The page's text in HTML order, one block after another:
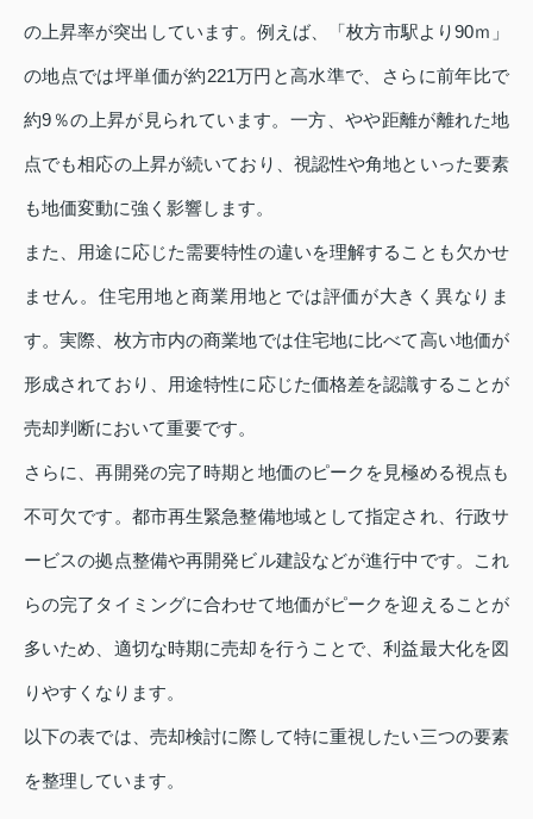
の上昇率が突出しています。例えば、「枚方市駅より90ｍ」
の地点では坪単価が約221万円と高水準で、さらに前年比で
約9％の上昇が見られています。一方、やや距離が離れた地
点でも相応の上昇が続いており、視認性や角地といった要素
も地価変動に強く影響します。
また、用途に応じた需要特性の違いを理解することも欠かせ
ません。住宅用地と商業用地とでは評価が大きく異なりま
す。実際、枚方市内の商業地では住宅地に比べて高い地価が
形成されており、用途特性に応じた価格差を認識することが
売却判断において重要です。
さらに、再開発の完了時期と地価のピークを見極める視点も
不可欠です。都市再生緊急整備地域として指定され、行政サ
ービスの拠点整備や再開発ビル建設などが進行中です。これ
らの完了タイミングに合わせて地価がピークを迎えることが
多いため、適切な時期に売却を行うことで、利益最大化を図
りやすくなります。
以下の表では、売却検討に際して特に重視したい三つの要素
を整理しています。